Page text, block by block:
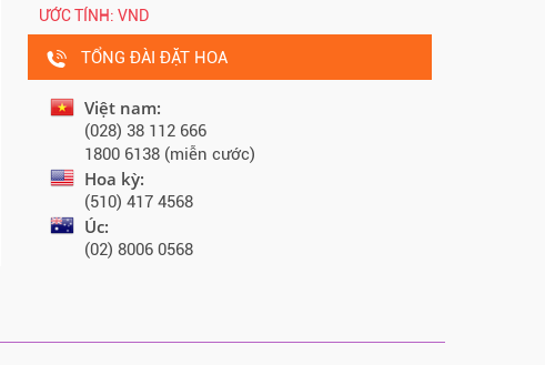
ƯỚC TÍNH: VND
TỔNG ĐÀI ĐẶT HOA
Việt nam:
(028) 38 112 666
1800 6138 (miễn cước)
Hoa kỳ:
(510) 417 4568
Úc:
(02) 8006 0568